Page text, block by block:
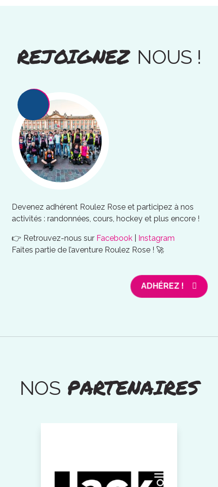
REJOIGNEZ NOUS !
Devenez adhérent Roulez Rose et participez à nos
activités : randonnées, cours, hockey et plus encore !
👉 Retrouvez-nous sur Facebook
Instagram
Faites partie de l’aventure Roulez Rose ! 🚀
ADHÉREZ !
NOSPARTENAIRES